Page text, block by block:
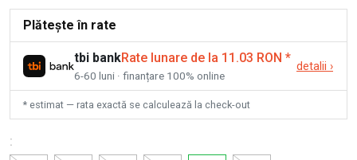
Plătește în rate
tbi bankRate lunare de la 11.03 RON *
6-60 luni · finanțare 100% online
detalii ›
* estimat — rata exactă se calculează la check-out
: